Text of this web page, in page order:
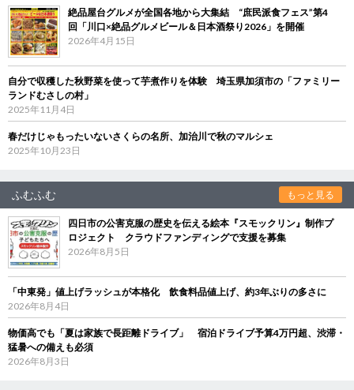
絶品屋台グルメが全国各地から大集結 “庶民派食フェス”第4
回「川口×絶品グルメビール＆日本酒祭り2026」を開催
2026年4月15日
自分で収穫した秋野菜を使って芋煮作りを体験 埼玉県加須市の「ファミリー
ランドむさしの村」
2025年11月4日
春だけじゃもったいないさくらの名所、加治川で秋のマルシェ
2025年10月23日
ふむふむ もっと見る
四日市の公害克服の歴史を伝える絵本『スモックリン』制作プ
ロジェクト クラウドファンディングで支援を募集
2026年8月5日
「中東発」値上げラッシュが本格化 飲食料品値上げ、約3年ぶりの多さに
2026年8月4日
物価高でも「夏は家族で長距離ドライブ」 宿泊ドライブ予算4万円超、渋滞・
猛暑への備えも必須
2026年8月3日